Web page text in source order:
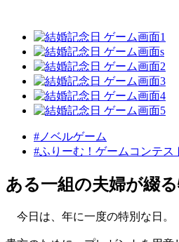
#ノベルゲーム
#ふりーむ！ゲームコンテス
ある一組の夫婦が綴
今日は、年に一度の特別な日。